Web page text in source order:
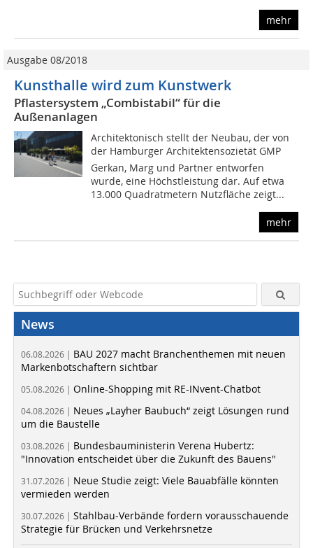
mehr
Ausgabe 08/2018
Kunsthalle wird zum Kunstwerk
Pflastersystem „Combistabil“ für die
Außenanlagen
Architektonisch stellt der Neubau, der von
der Hamburger Architektensozietät GMP 
Gerkan, Marg und Partner entworfen
wurde, eine Höchstleistung dar. Auf etwa
13.000 Quadratmetern Nutzfläche zeigt...
mehr
News
06.08.2026 | BAU 2027 macht Branchenthemen mit neuen
Markenbotschaftern sichtbar
05.08.2026 | Online-Shopping mit RE-INvent-Chatbot
04.08.2026 | Neues „Layher Baubuch“ zeigt Lösungen rund
um die Baustelle
03.08.2026 | Bundesbauministerin Verena Hubertz:
"Innovation entscheidet über die Zukunft des Bauens"
31.07.2026 | Neue Studie zeigt: Viele Bauabfälle könnten
vermieden werden
30.07.2026 | Stahlbau-Verbände fordern vorausschauende
Strategie für Brücken und Verkehrsnetze